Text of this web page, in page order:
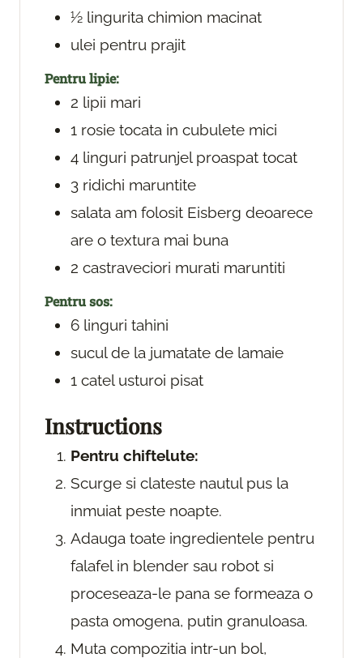
½ lingurita chimion macinat
ulei pentru prajit
Pentru lipie:
2 lipii mari
1 rosie tocata in cubulete mici
4 linguri patrunjel proaspat tocat
3 ridichi maruntite
salata am folosit Eisberg deoarece
are o textura mai buna
2 castraveciori murati maruntiti
Pentru sos:
6 linguri tahini
sucul de la jumatate de lamaie
1 catel usturoi pisat
Instructions
Pentru chiftelute:
Scurge si clateste nautul pus la
inmuiat peste noapte.
Adauga toate ingredientele pentru
falafel in blender sau robot si
proceseaza-le pana se formeaza o
pasta omogena, putin granuloasa.
Muta compozitia intr-un bol,